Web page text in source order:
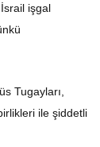
İsrail işgal
Tugayları,
ile şiddetli